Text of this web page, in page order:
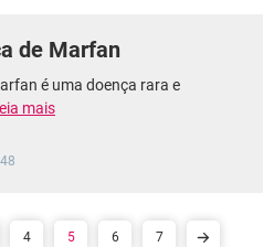
de Marfan
é uma doença rara e
mais
4 5 6 7